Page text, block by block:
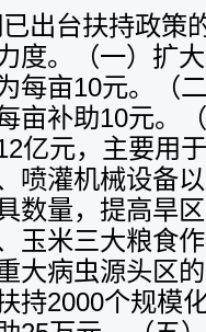
出台扶持政策
度。（一）扩
每亩10元。（
亩补助10元。
亿元，主要用
喷灌机械设备
数量，提高旱
玉米三大粮食
大病虫源头区
持2000个规模